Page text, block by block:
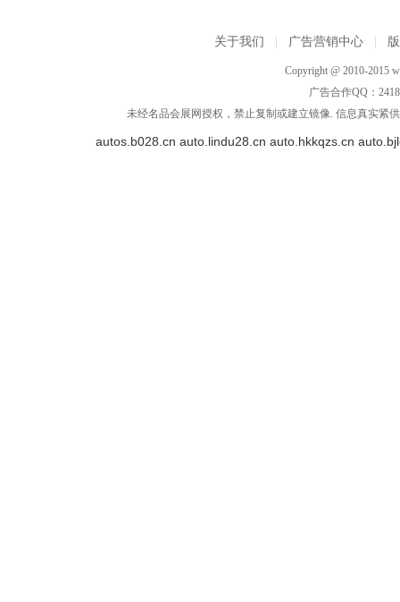
关于我们 广告营销中心
Copyright @ 2010-2015
广告合作QQ：
未经名品会展网授权，禁止复制或建立镜像. 信息真实紧
autos.b028.cn auto.lindu28.cn auto.hkkqzs.cn